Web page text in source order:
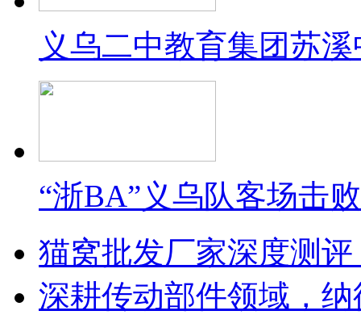
义乌二中教育集团苏
“浙BA”义乌队客场击
猫窝批发厂家深度测
深耕传动部件领域，